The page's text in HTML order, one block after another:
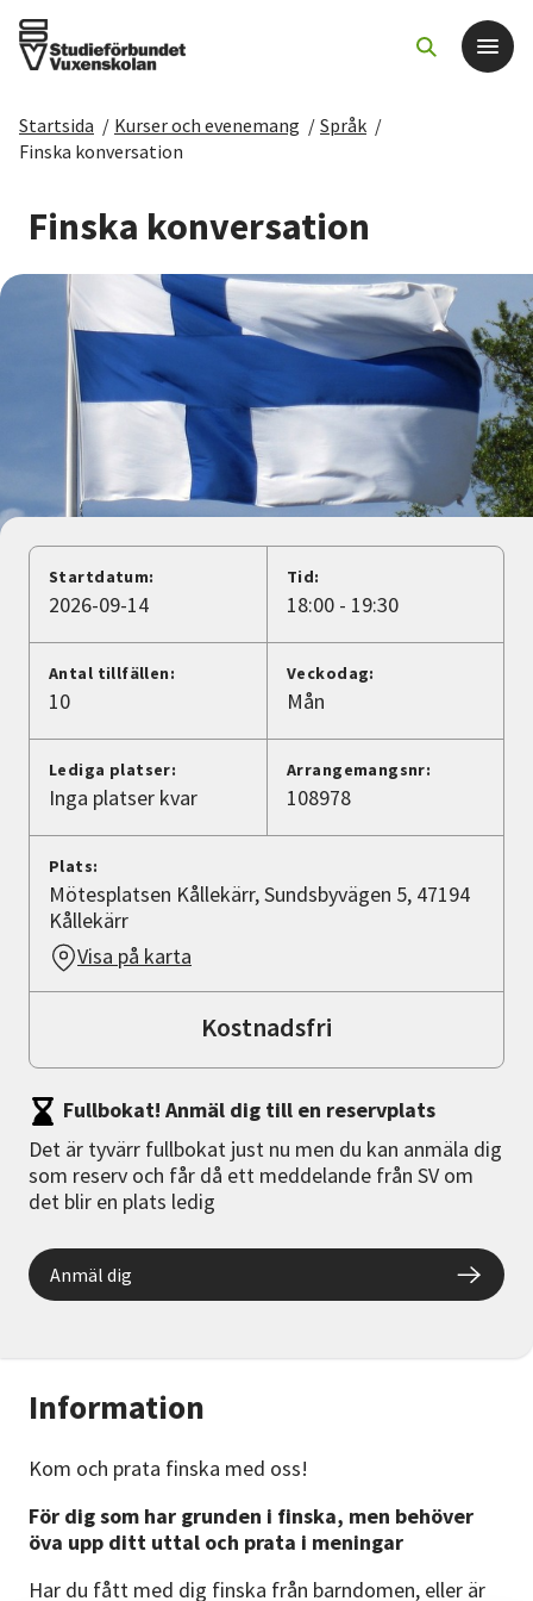
Det här gör vi
För dig som
Sök kurser och evenemang
Om SV
Starta studiecirkel
Cirkelledare
Nyheter
Avdelningar
Lyssna
Startsida / Kurser och evenemang / Språk /
Finska konversation
Finska konversation
Information
Kom och prata finska med oss!
För dig som har grunden i finska, men behöver
öva upp ditt uttal och prata i meningar
Har du fått med dig finska från barndomen, eller är
Startdatum:
2026-09-14
Tid:
18:00 - 19:30
Antal tillfällen:
10
Veckodag:
Mån
Lediga platser:
Inga platser kvar
Arrangemangsnr:
108978
Plats:
Mötesplatsen Kållekärr, Sundsbyvägen 5, 47194
Kållekärr
Visa på karta
Kostnadsfri
Fullbokat! Anmäl dig till en reservplats
Det är tyvärr fullbokat just nu men du kan anmäla dig
som reserv och får då ett meddelande från SV om
det blir en plats ledig
Anmäl dig